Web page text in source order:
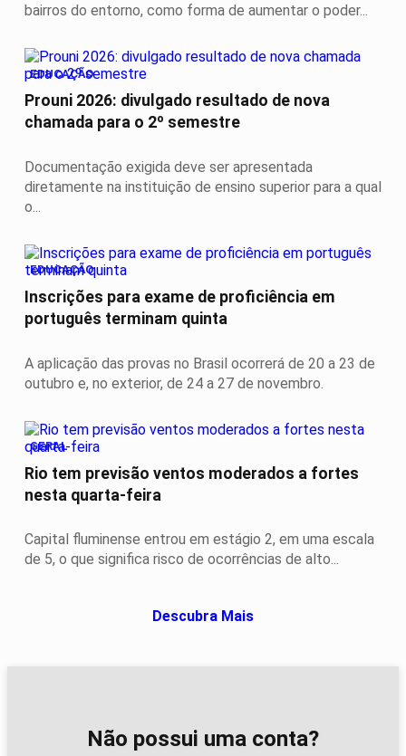
bairros do entorno, como forma de aumentar o poder...
EDUCAÇÃO
Prouni 2026: divulgado resultado de nova
chamada para o 2º semestre
Documentação exigida deve ser apresentada
diretamente na instituição de ensino superior para a qual
o...
EDUCAÇÃO
Inscrições para exame de proficiência em
português terminam quinta
A aplicação das provas no Brasil ocorrerá de 20 a 23 de
outubro e, no exterior, de 24 a 27 de novembro.
GERAL
Rio tem previsão ventos moderados a fortes
nesta quarta-feira
Capital fluminense entrou em estágio 2, em uma escala
de 5, o que significa risco de ocorrências de alto...
Descubra Mais
Não possui uma conta?